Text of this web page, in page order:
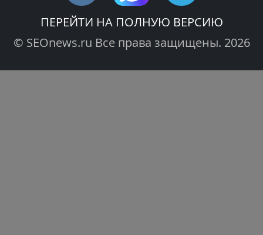
ПЕРЕЙТИ НА ПОЛНУЮ ВЕРСИЮ
© SEOnews.ru Все права защищены. 2026